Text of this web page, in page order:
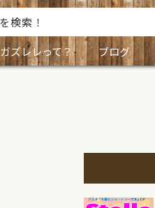
ガズレレって？ ブログ